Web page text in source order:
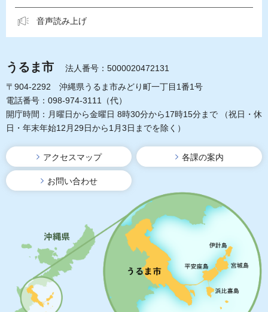
音声読み上げ
うるま市
法人番号：5000020472131
〒904-2292 沖縄県うるま市みどり町一丁目1番1号
電話番号：098-974-3111（代）
開庁時間：月曜日から金曜日 8時30分から17時15分まで
（祝日・休
日・年末年始12月29日から1月3日までを除く）
アクセスマップ 各課の案内
お問い合わせ